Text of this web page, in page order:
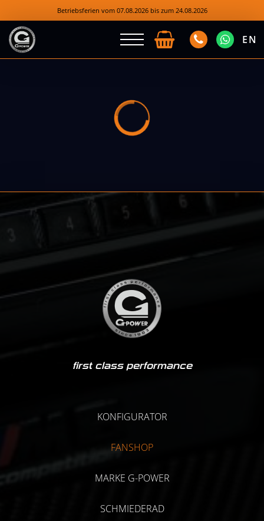
Betriebsferien vom 07.08.2026 bis zum 24.08.2026
EN
first class performance
KONFIGURATOR
FANSHOP
MARKE G-POWER
SCHMIEDERAD